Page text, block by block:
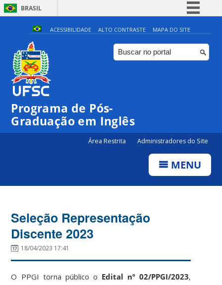
BRASIL
Simplifique!
Comunica BR
Participe
ACESSIBILIDADE ALTO CONTRASTE MAPA DO SITE
Programa de Pós-
Graduação em Inglês
Área Restrita Administradores do Site
MENU
Seleção Representação
Discente 2023
18/04/2023 17:41
O PPGI torna público o Edital nº 02/PPGI/2023,